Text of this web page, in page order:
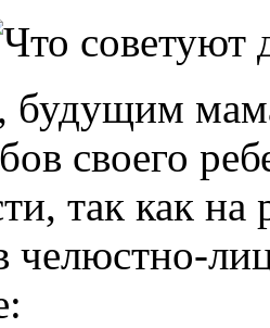
будущим
своего
так как на
челюстно-